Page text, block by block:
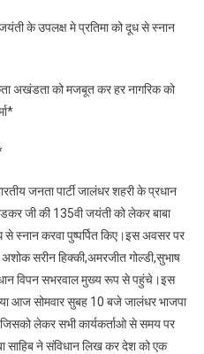
के उपलक्ष मे प्रतिमा को दूध से स्नान
अखंडता को मजबूत कर हर नागरिक को
जनता पार्टी जालंधर शहरी के प्रधान
जी की 135वी जयंती को लेकर बाबा
स्नान करवा पुष्पर्पित किए।इस अवसर पर
अशोक सरीन हिक्की,अमरजीत गोल्डी,सुभाष
विपन सभरवाल मुख्य रूप से पहुंचे।इस
आज सोमवार सुबह 10 बजे जालंधर भाजपा
लेकर सभी कार्यकर्ताओ से समय पर
साहिब ने संविधान लिख कर देश को एक